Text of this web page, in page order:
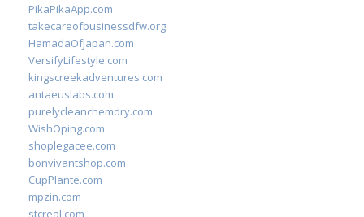
PikaPikaApp.com
takecareofbusinessdfw.org
HamadaOfJapan.com
VersifyLifestyle.com
kingscreekadventures.com
antaeuslabs.com
purelycleanchemdry.com
WishOping.com
shoplegacee.com
bonvivantshop.com
CupPlante.com
mpzin.com
stcreal.com